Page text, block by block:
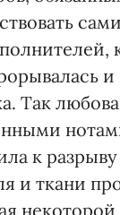
Так
к
и ткани